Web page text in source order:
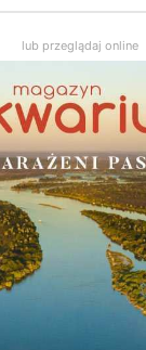
lub przeglądaj online